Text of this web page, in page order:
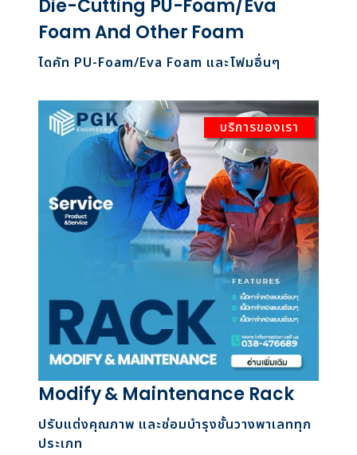
Die-Cutting PU-Foam/Eva
Foam And Other Foam
ไดคัท PU-Foam/Eva Foam และโฟมอื่นๆ
บริการของเรา
Modify & Maintenance Rack
ปรับแต่งคุณภาพ และซ่อมบำรุงชั้นวางพาเลททุก
ประเภท